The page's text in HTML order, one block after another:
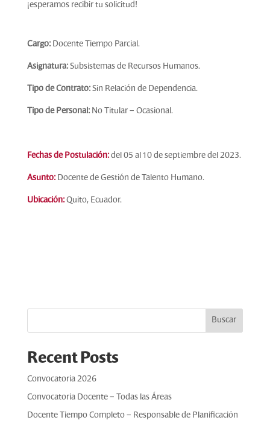
¡esperamos recibir tu solicitud!
Cargo: Docente Tiempo Parcial.
Asignatura: Subsistemas de Recursos Humanos.
Tipo de Contrato:Sin Relación de Dependencia.
Tipo de Personal:No Titular – Ocasional.
Fechas de Postulación: del 05 al 10 de septiembre del 2023.
Asunto:Docente de Gestión de Talento Humano.
Ubicación:Quito, Ecuador.
Buscar
Recent Posts
Convocatoria 2026
Convocatoria Docente – Todas las Áreas
Docente Tiempo Completo – Responsable de Planificación